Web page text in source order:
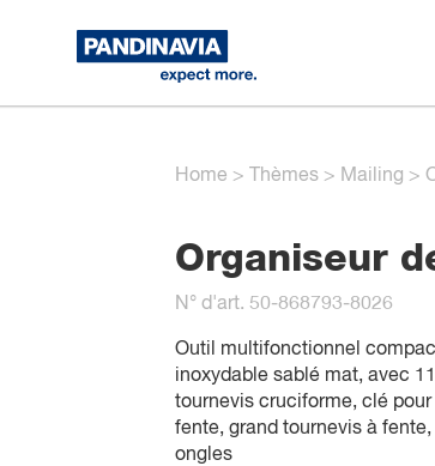
Home > Thèmes > Mailing >
Organiseur
N° d'art. 50-868793-8026
Outil multifonctionnel
inoxydable sablé mat, avec
tournevis cruciforme, clé
fente, grand tournevis à
ongles